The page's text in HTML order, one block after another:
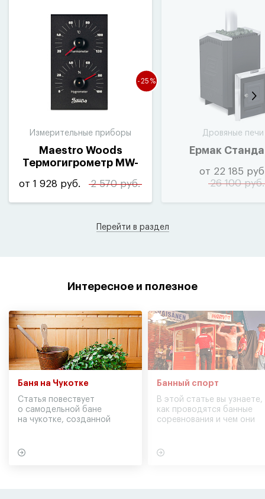
-25%
Измерительные приборы
Maestro Woods
Термогигрометр MW-
от 1 928 руб. 2 570 руб.
Дровяные печи
Ермак
от 22 185
26 100 руб.
Перейти в раздел
Интересное и полезное
Баня на Чукотке
Статья повествует
о самодельной бане
на чукотке, созданной
Банный спорт
В этой статье вы узнаете,
как проводятся банные
соревнования и чем они